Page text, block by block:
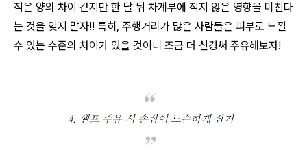
적은 양의 차이 같지만 한 달 뒤 차계부에 적지 않은 영향을 미친다
는 것을 잊지 말자!! 특히, 주행거리가 많은 사람들은 피부로 느낄
수 있는 수준의 차이가 있을 것이니 조금 더 신경써 주유해보자!